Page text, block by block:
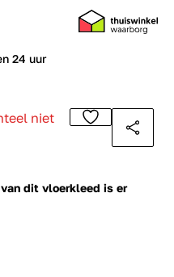
dit vloerkleed is er
24 uur
niet